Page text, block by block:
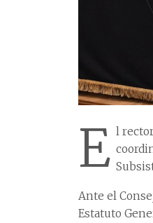
E l
Ante el
Estatuto